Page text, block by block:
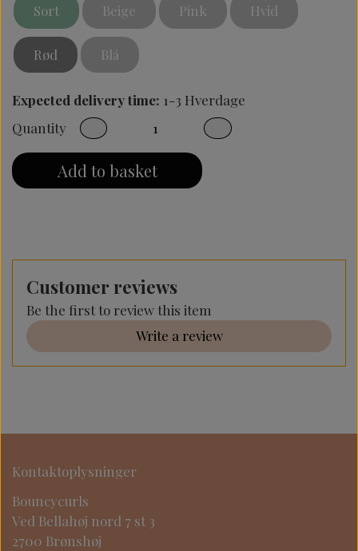
Sort Beige Pink Hvid
Rød Blå
Expected delivery time: 1-3 Hverdage
Quantity
Add to basket
Customer reviews
Be the first to review this item
Write a review
Kontaktoplysninger
Bouncycurls
Ved Bellahøj nord 7 st 3
2700 Brønshøj